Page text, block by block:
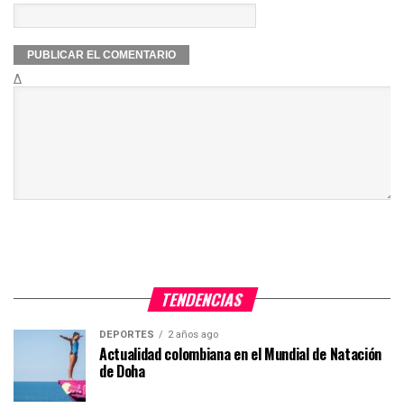
Δ
TENDENCIAS
DEPORTES 2 años ago
Actualidad colombiana en el Mundial de Natación
de Doha